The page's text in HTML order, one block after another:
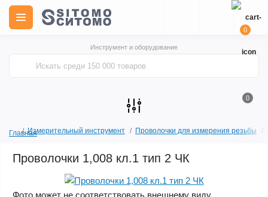
Инструмент и оборудование
0
0
ГлавнаяИзмерительный инструмент Проволочки для измерения резьбы
Проволочки 1,008 кл.1 тип 2 ЧК
Цена снижена
Фото может не соответствовать внешнему виду.